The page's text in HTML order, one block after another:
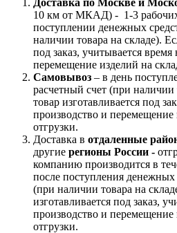
Доставка по Москве и
10 км от МКАД) - 1-3
поступлении денежных
наличии товара на складе).
под заказ, учитывается
перемещение изделий на
Самовывоз – в день
расчетный счет (при наличии
товар изготавливается под
производство и перемещение
отгрузки.
Доставка в отдаленные
другие регионы России -
компанию производится в
после поступления денежных
(при наличии товара на
изготавливается под заказ,
производство и перемещение
отгрузки.